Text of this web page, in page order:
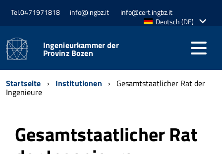
Tel.0471971818 info@ingbz.it
info@cert.ingbz.it
AktiveDeutsch (DE)
Ingenieurkammer der
Provinz Bozen
Startseite Institutionen Gesamtstaatlicher Rat der
Ingenieure
Gesamtstaatlicher Rat